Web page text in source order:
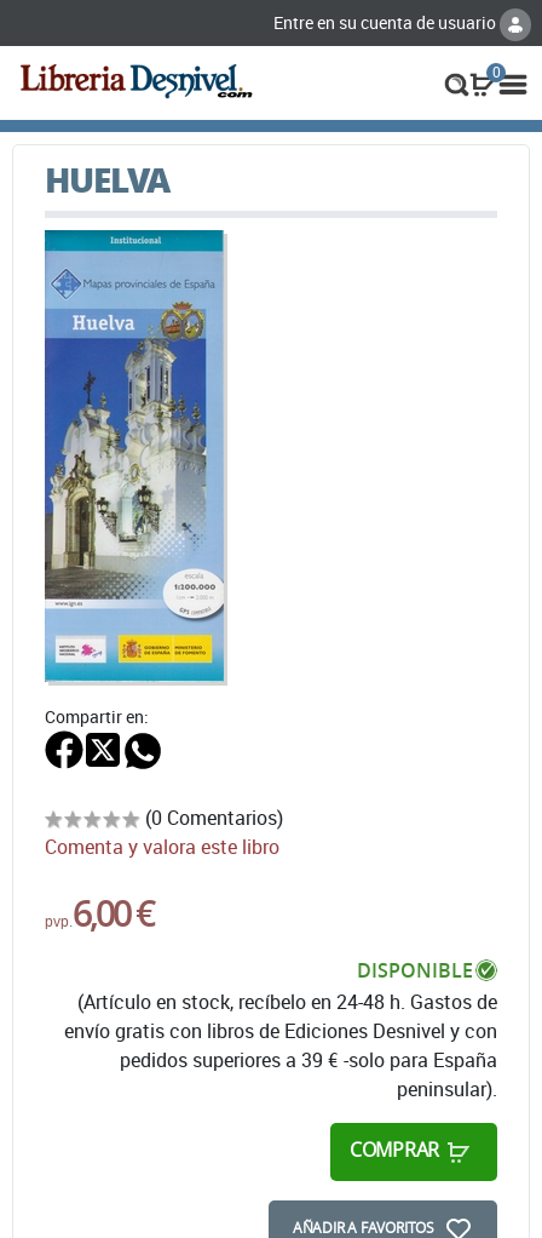
Entre en su cuenta de usuario
0
HUELVA
Compartir en:
(0 Comentarios)
Comenta y valora este libro
pvp. 6,00 €
DISPONIBLE
(Artículo en stock, recíbelo en 24-48 h. Gastos de
envío gratis con libros de Ediciones Desnivel y con
pedidos superiores a 39 € -solo para España
peninsular).
COMPRAR
AÑADIR A FAVORITOS